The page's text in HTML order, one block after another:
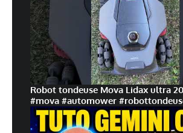
Robot tondeuse Mova Lidax ultra
#mova #automower